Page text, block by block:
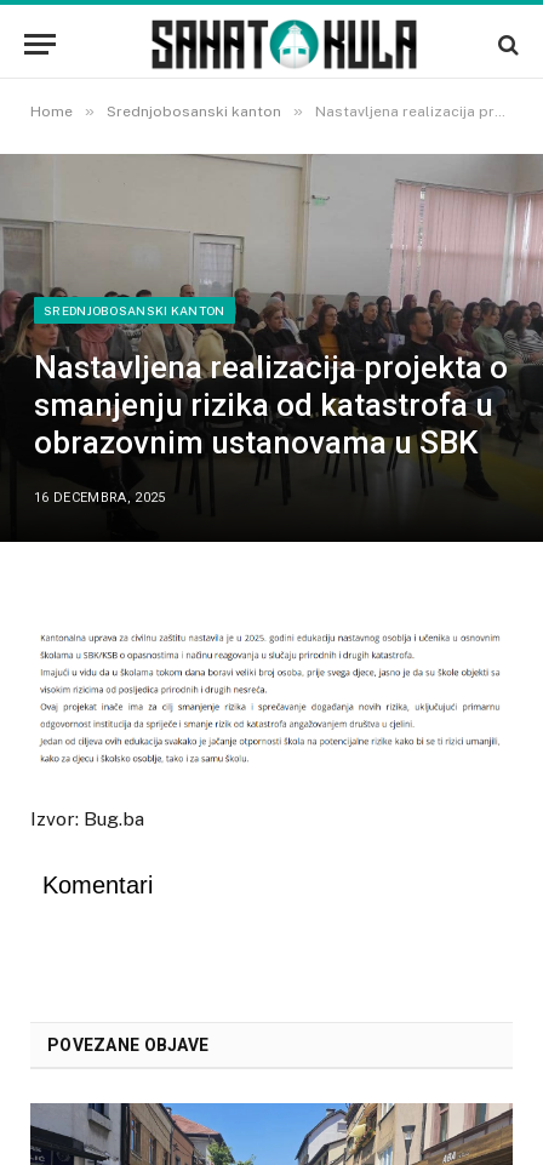
Home » Srednjobosanski kanton » Nastavljena realizacija projekta o smanjenju rizika od katastrofa u obrazovnim ustanovama u SBK
SREDNJOBOSANSKI KANTON
Nastavljena realizacija projekta o
smanjenju rizika od katastrofa u
obrazovnim ustanovama u SBK
16 DECEMBRA, 2025
Izvor: Bug.ba
Komentari
POVEZANE OBJAVE